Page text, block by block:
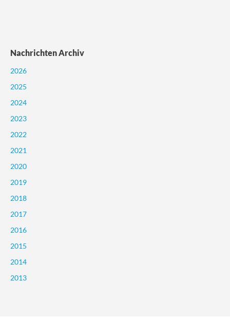
Nachrichten Archiv
2026
2025
2024
2023
2022
2021
2020
2019
2018
2017
2016
2015
2014
2013